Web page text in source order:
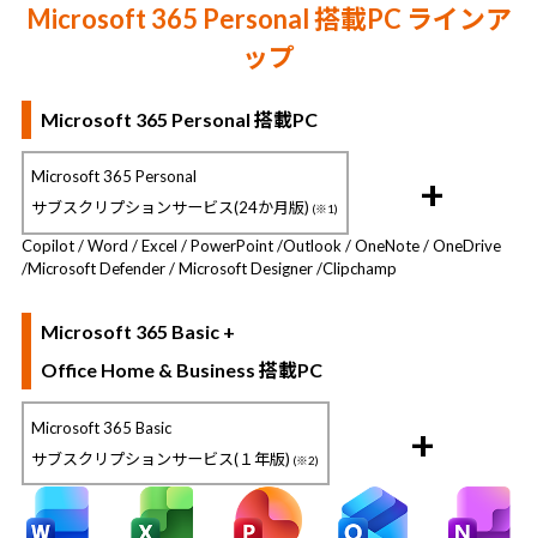
Microsoft 365 Personal 搭載PC ラインア
ップ
Microsoft 365 Personal 搭載PC
Microsoft 365 Personal
サブスクリプションサービス(24か月版) (※1) +
Copilot / Word / Excel / PowerPoint /Outlook / OneNote / OneDrive
/Microsoft Defender / Microsoft Designer /Clipchamp
Microsoft 365 Basic +
Office Home & Business 搭載PC
Microsoft 365 Basic
サブスクリプションサービス(１年版) (※2) +